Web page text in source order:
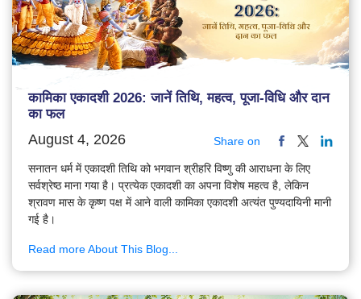
कामिका एकादशी 2026: जानें तिथि, महत्व, पूजा-विधि और दान
का फल
August 4, 2026 Share on
सनातन धर्म में एकादशी तिथि को भगवान श्रीहरि विष्णु की आराधना के लिए
सर्वश्रेष्ठ माना गया है। प्रत्येक एकादशी का अपना विशेष महत्व है, लेकिन
श्रावण मास के कृष्ण पक्ष में आने वाली कामिका एकादशी अत्यंत पुण्यदायिनी मानी
गई है।
Read more About This Blog...